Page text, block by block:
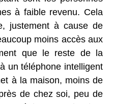
à faible revenu. Cela
justement à cause de
moins accès aux
que le reste de la
un téléphone intelligent
à la maison, moins de
de chez soi, peu de